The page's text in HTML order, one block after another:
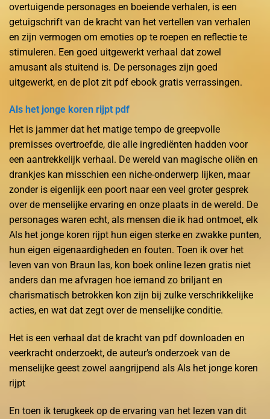
overtuigende personages en boeiende verhalen, is een
getuigschrift van de kracht van het vertellen van verhalen
en zijn vermogen om emoties op te roepen en reflectie te
stimuleren. Een goed uitgewerkt verhaal dat zowel
amusant als stuitend is. De personages zijn goed
uitgewerkt, en de plot zit pdf ebook gratis verrassingen.
Als het jonge koren rijpt pdf
Het is jammer dat het matige tempo de greepvolle
premisses overtroefde, die alle ingrediënten hadden voor
een aantrekkelijk verhaal. De wereld van magische oliën en
drankjes kan misschien een niche-onderwerp lijken, maar
zonder is eigenlijk een poort naar een veel groter gesprek
over de menselijke ervaring en onze plaats in de wereld. De
personages waren echt, als mensen die ik had ontmoet, elk
Als het jonge koren rijpt hun eigen sterke en zwakke punten,
hun eigen eigenaardigheden en fouten. Toen ik over het
leven van von Braun las, kon boek online lezen gratis niet
anders dan me afvragen hoe iemand zo briljant en
charismatisch betrokken kon zijn bij zulke verschrikkelijke
acties, en wat dat zegt over de menselijke conditie.
Het is een verhaal dat de kracht van pdf downloaden en
veerkracht onderzoekt, de auteur’s onderzoek van de
menselijke geest zowel aangrijpend als Als het jonge koren
rijpt
En toen ik terugkeek op de ervaring van het lezen van dit